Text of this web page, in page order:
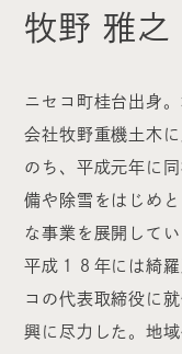
牧野 雅之
ニセコ町桂台出身
会社牧野重機土木
のち、平成元年に
備や除雪をはじめ
な事業を展開して
平成１８年には綺
コの代表取締役に
興に尽力した。地